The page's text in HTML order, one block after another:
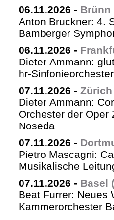
06.11.2026 - Brünn
Anton Bruckner: 4.
Bamberger
06.11.2026 -
Dieter Ammann: glut
hr-
07.11.2026 - Zürich
Dieter Ammann:
Orchester der Oper
Noseda
07.11.2026 -
Pietro Mascagni:
Musikalische
07.11.2026 - Basel
Beat Furrer: Neues
Kammerorchester